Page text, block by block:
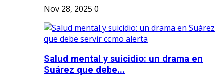
Nov 28, 2025 0
Salud mental y suicidio: un drama en
Suárez que debe...